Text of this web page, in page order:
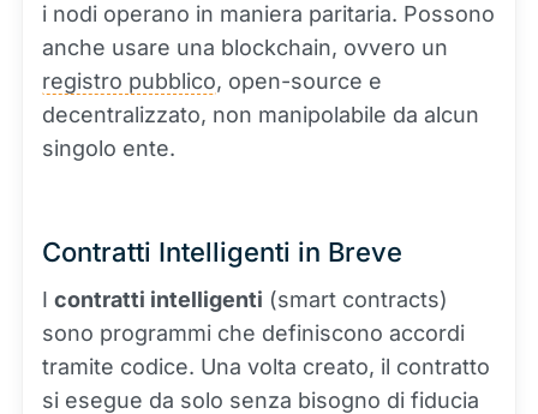
i nodi operano in maniera paritaria. Possono
anche usare una blockchain, ovvero un
registro pubblico, open-source e
decentralizzato, non manipolabile da alcun
singolo ente.
Contratti Intelligenti in Breve
I contratti intelligenti (smart contracts)
sono programmi che definiscono accordi
tramite codice. Una volta creato, il contratto
si esegue da solo senza bisogno di fiducia